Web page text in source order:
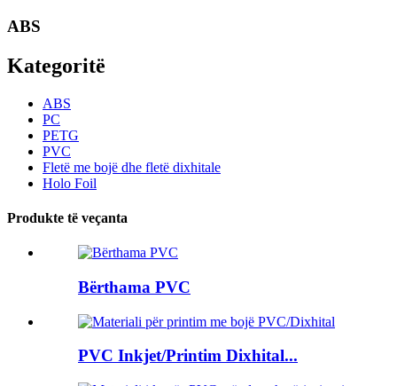
ABS
Kategoritë
ABS
PC
PETG
PVC
Fletë me bojë dhe fletë dixhitale
Holo Foil
Produkte të veçanta
Bërthama PVC
PVC Inkjet/Printim Dixhital...